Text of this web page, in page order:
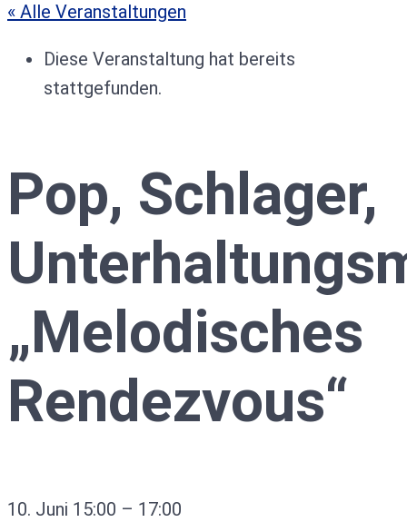
« Alle Veranstaltungen
Diese Veranstaltung hat bereits
stattgefunden.
Pop, Schlager,
„Melodisches
Rendezvous“
10. Juni 15:00 – 17:00